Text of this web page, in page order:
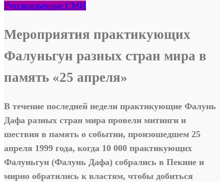
Русскоязычные СМИ
Мероприятия практикующих
Фалуньгун разных стран мира в
память «25 апреля»
В течение последней недели практикующие Фалунь
Дафа разных стран мира провели митинги и
шествия в память о событии, произошедшем 25
апреля 1999 года, когда 10 000 практикующих
Фалуньгун (Фалунь Дафа) собрались в Пекине и
мирно обратились к властям, чтобы добиться